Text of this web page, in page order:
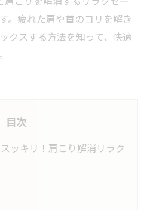
。疲れた肩や首のコリを解き
クスする方法を知って、快適
目次
ッキリ！肩こり解消リラク